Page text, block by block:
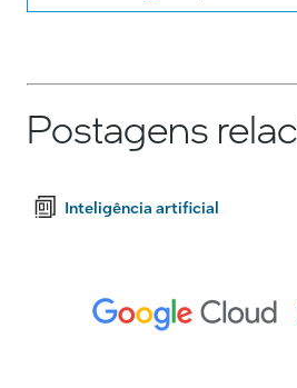
Postagens
Inteligência artificial